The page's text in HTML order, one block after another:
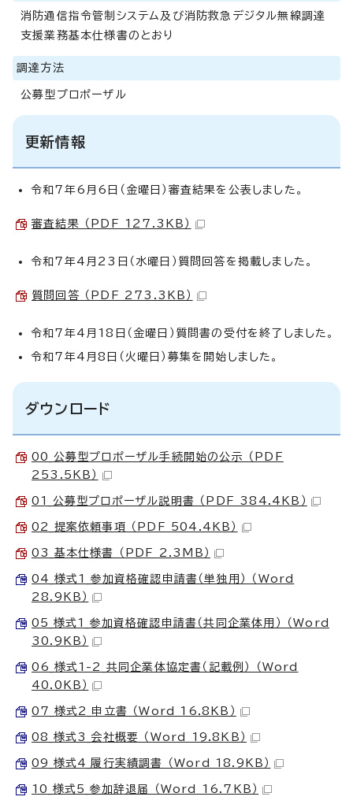
消防通信指令管制システム及び消防救急デジタル無線調達
支援業務基本仕様書のとおり
調達方法
公募型プロポーザル
更新情報
令和7年6月6日（金曜日）審査結果を公表しました。
審査結果 （PDF 127.3KB）
令和7年4月23日（水曜日）質問回答を掲載しました。
質問回答 （PDF 273.3KB）
令和7年4月18日（金曜日）質問書の受付を終了しました。
令和7年4月8日（火曜日）募集を開始しました。
ダウンロード
00_公募型プロポーザル手続開始の公示 （PDF
253.5KB）
01_公募型プロポーザル説明書 （PDF 384.4KB）
02_提案依頼事項 （PDF 504.4KB）
03_基本仕様書 （PDF 2.3MB）
04_様式1_参加資格確認申請書（単独用） （Word
28.9KB）
05_様式1_参加資格確認申請書（共同企業体用） （Word
30.9KB）
06_様式1-2_共同企業体協定書（記載例） （Word
40.0KB）
07_様式2_申立書 （Word 16.8KB）
08_様式3_会社概要 （Word 19.8KB）
09_様式4_履行実績調書 （Word 18.9KB）
10_様式5_参加辞退届 （Word 16.7KB）